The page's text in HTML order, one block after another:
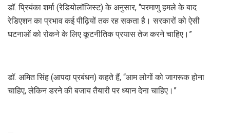
डॉ. प्रियंका शर्मा (रेडियोलॉजिस्ट) के अनुसार, “परमाणु हमले के बाद
रेडिएशन का प्रभाव कई पीढ़ियों तक रह सकता है। सरकारों को ऐसी
घटनाओं को रोकने के लिए कूटनीतिक प्रयास तेज करने चाहिए।”
डॉ. अमित सिंह (आपदा प्रबंधन) कहते हैं, “आम लोगों को जागरूक होना
चाहिए, लेकिन डरने की बजाय तैयारी पर ध्यान देना चाहिए।”